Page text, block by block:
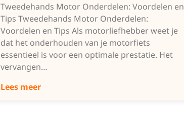
Tweedehands Motor Onderdelen: Voordelen en
Tips Tweedehands Motor Onderdelen:
Voordelen en Tips Als motorliefhebber weet je
dat het onderhouden van je motorfiets
essentieel is voor een optimale prestatie. Het
vervangen…
Lees meer